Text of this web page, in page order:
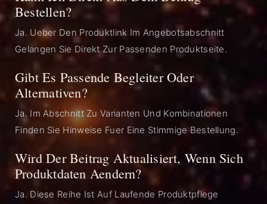
Bestellen?
Ja. Ueber Den Produktlink Im Angebotsabschnitt
Gelangen Sie Direkt Zur Passenden Produktseite.
Gibt Es Passende Begleiter Oder
Alternativen?
Ja. Im Abschnitt Zu Varianten Und Kombinationen
Finden Sie Hinweise Fuer Eine Stimmige Bestellung.
Wird Der Beitrag Aktualisiert, Wenn Sich
Produktdaten Aendern?
Ja. Diese Reihe Ist Auf Laufende Produktpflege